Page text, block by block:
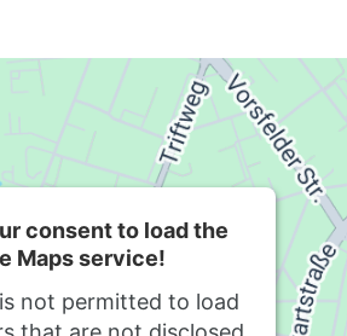
consent to load the
Maps service!
not permitted to load